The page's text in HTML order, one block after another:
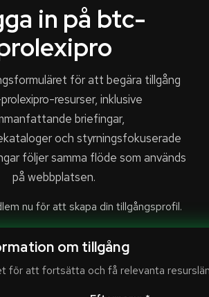
in på btc-
för att begära tillgång
resurser, inklusive
briefingar,
och styrningsfokuserade
följer samma flöde som används
på webbplatsen.
nu för att skapa din tillgångsprofil.
om tillgång
för att fortsätta och få relevanta